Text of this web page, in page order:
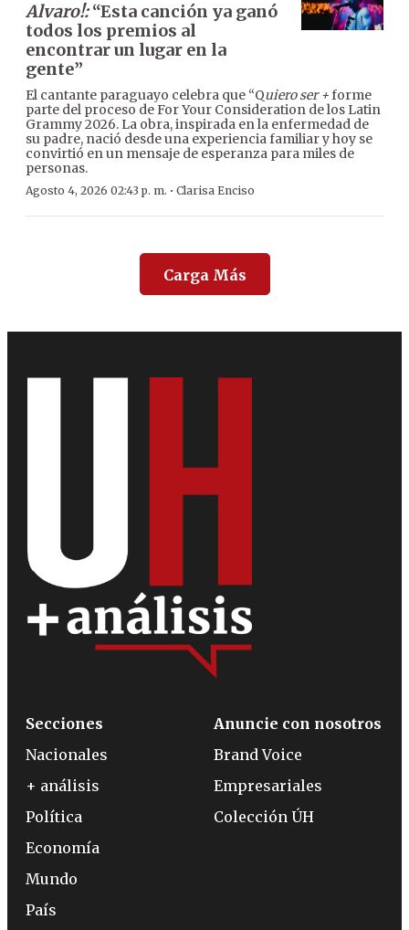
Alvaro!:“Esta canción ya ganó
todos los premios al
encontrar un lugar en la
gente”
El cantante paraguayo celebra que “Quiero ser +forme
parte del proceso de For Your Consideration de los Latin
Grammy 2026. La obra, inspirada en la enfermedad de
su padre, nació desde una experiencia familiar y hoy se
convirtió en un mensaje de esperanza para miles de
personas.
Agosto 4, 2026 02:43 p. m. · Clarisa Enciso
Carga Más
Secciones
Nacionales
+ análisis
Política
Economía
Mundo
País
Anuncie con nosotros
Brand Voice
Empresariales
Colección ÚH